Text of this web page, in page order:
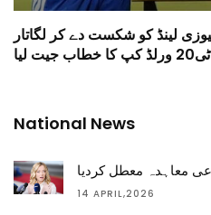
لینڈ کو شکست دے کر لگاتار
لیا
National News
معاہدہ معطل کردیا
14 APRIL,2026